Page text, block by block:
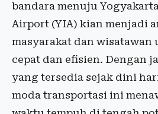
bandara menuju
Airport (YIA) kian menjadi
masyarakat dan
cepat dan efisien. Dengan
yang tersedia sejak dini
moda transportasi ini